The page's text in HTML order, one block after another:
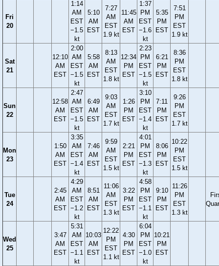
Fri
20
1:14
AM
EST
−1.5
kt
5:10
AM
EST
7:27
AM
EST
1.9 kt
11:45
AM
EST
1:37
PM
EST
−1.6
kt
5:35
PM
EST
7:51
PM
EST
1.9 kt
Sat
21
12:10
AM
EST
2:00
AM
EST
−1.5
kt
5:58
AM
EST
8:13
AM
EST
1.8 kt
12:34
PM
EST
2:23
PM
EST
−1.5
kt
6:21
PM
EST
8:36
PM
EST
1.8 kt
Sun
22
12:58
AM
EST
2:47
AM
EST
−1.5
kt
6:49
AM
EST
9:03
AM
EST
1.7 kt
1:26
PM
EST
3:10
PM
EST
−1.4
kt
7:11
PM
EST
9:26
PM
EST
1.7 kt
Mon
23
1:50
AM
EST
3:35
AM
EST
−1.4
kt
7:46
AM
EST
9:59
AM
EST
1.5 kt
2:21
PM
EST
4:01
PM
EST
−1.3
kt
8:06
PM
EST
10:22
PM
EST
1.5 kt
Tue
24
2:45
AM
EST
4:29
AM
EST
−1.2
kt
8:51
AM
EST
11:06
AM
EST
1.3 kt
3:22
PM
EST
4:58
PM
EST
−1.1
kt
9:10
PM
EST
11:26
PM
EST
1.3 kt
Wed
25
3:47
AM
EST
5:31
AM
EST
−1.1
kt
10:03
AM
EST
12:22
PM
EST
1.1 kt
4:30
PM
EST
6:04
PM
EST
−1.0
kt
10:21
PM
EST